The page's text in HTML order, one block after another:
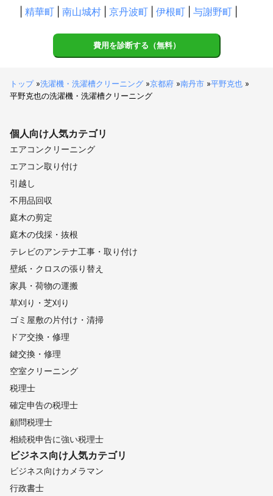
精華町 南山城村 京丹波町 伊根町 与謝野町
費用を診断する（無料）
トップ»洗濯機・洗濯槽クリーニング »京都府 »南丹市 »平野克也 »
平野克也の洗濯機・洗濯槽クリーニング
個人向け人気カテゴリ
エアコンクリーニング
エアコン取り付け
引越し
不用品回収
庭木の剪定
庭木の伐採・抜根
テレビのアンテナ工事・取り付け
壁紙・クロスの張り替え
家具・荷物の運搬
草刈り・芝刈り
ゴミ屋敷の片付け・清掃
ドア交換・修理
鍵交換・修理
空室クリーニング
税理士
確定申告の税理士
顧問税理士
相続税申告に強い税理士
ビジネス向け人気カテゴリ
ビジネス向けカメラマン
行政書士